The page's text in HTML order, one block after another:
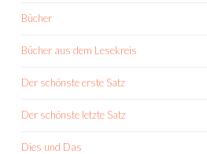
Bücher
Bücher aus dem Lesekreis
Der schönste erste Satz
Der schönste letzte Satz
Dies und Das